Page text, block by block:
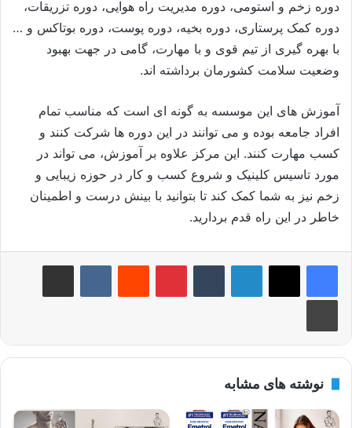
دوره زخم و استومی، دوره مدیریت راه هوایی، دوره تزریقات،
دوره کمک پرستاری، دوره بخیه، دوره پوست، دوره بوتاکس و …
با بهره گیری از تیم قوی و با مهارت، گامی در جهت بهبود
وضعیت سلامت کشورمان برداشته اند.
آموزش های این موسسه به گونه ای است که مناسب تمام
افراد جامعه بوده و می توانند در این دوره ها شرکت کنند و
کسب مهارت کنند. این مرکز علاوه بر آموزش، می تواند در
مورد تاسیس کلینیک و شروع کسب و کار در حوزه زیبایی و
زخم نیز به شما کمک کند تا بتوانید با بینش درست و اطمینان
خاطر در این راه قدم بردارید.
لینکدین ‫پین‌ترست ‫رددیت
چاپ
نوشته های مشابه